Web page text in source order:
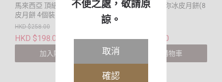
馬來西亞 頂級黑刺榴槤冰
皮月餅 4個裝
HKD $258.00
HKD $198.00
加入購物車
貓山王榴槤迷你冰皮月餅(8
HKD $298.00
加入購物車
不便之處，敬請原
諒。
取消
確認